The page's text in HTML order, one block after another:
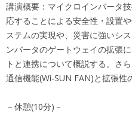
講演概要：マイクロインバータ
応することによる安全性・設置
ステムの実現や、災害に強いシ
ンバータのゲートウェイの拡張
トと連携について概説する。さ
通信機能(Wi-SUN FAN)と拡張性
－休憩(10分)－